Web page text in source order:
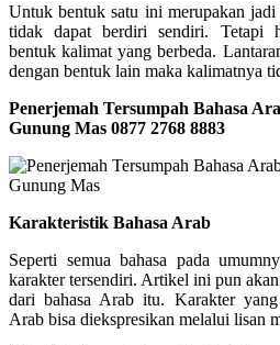
Untuk bentuk satu ini merupakan
tidak dapat berdiri sendiri. Tetapi
bentuk kalimat yang berbeda.
dengan bentuk lain maka kalimatnya
Penerjemah Tersumpah Bahasa
Gunung Mas 0877 2768 8883
Karakteristik Bahasa Arab
Seperti semua bahasa pada
karakter tersendiri. Artikel ini pun
dari bahasa Arab itu. Karakter yang
Arab bisa diekspresikan melalui lisan